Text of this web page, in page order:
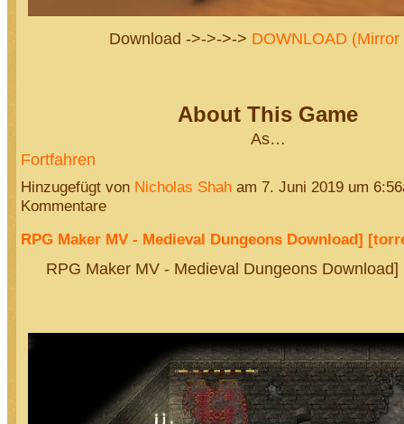
Download ->->->-> DOWNLOAD (Mirror
About This Game
As…
Fortfahren
Hinzugefügt von Nicholas Shaham 7. Juni 2019 um
Kommentare
RPG Maker MV - Medieval Dungeons Download]
RPG Maker MV - Medieval Dungeons Download]